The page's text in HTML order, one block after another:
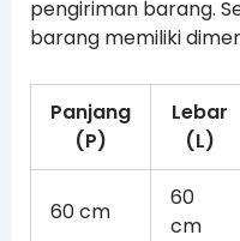
pengiriman barang.
barang memiliki
Panjang
(P)
Lebar
(L)
60 cm
60
cm